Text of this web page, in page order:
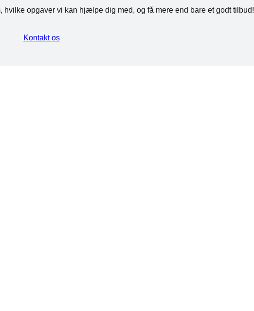
hvilke opgaver vi kan hjælpe dig med, og få mere end bare et godt tilbud!
Kontakt os